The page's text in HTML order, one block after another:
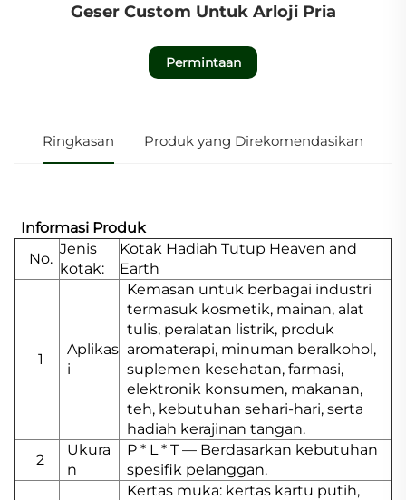
Geser Custom Untuk Arloji Pria
Permintaan
Ringkasan Produk yang Direkomendasikan
Informasi Produk
No.
Jenis
kotak:
Kotak Hadiah Tutup Heaven and
Earth
1
Aplikas
i
Kemasan untuk berbagai industri
termasuk kosmetik, mainan, alat
tulis, peralatan listrik, produk
aromaterapi, minuman beralkohol,
suplemen kesehatan, farmasi,
elektronik konsumen, makanan,
teh, kebutuhan sehari-hari, serta
hadiah kerajinan tangan.
2
Ukura
n
P * L * T — Berdasarkan kebutuhan
spesifik pelanggan.
Kertas muka: kertas kartu putih,